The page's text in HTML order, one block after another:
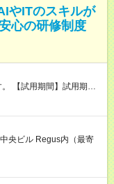
やITのスキルが
心の研修制度
間
給与は本採用時と同じ
央ビル Regus内（最寄